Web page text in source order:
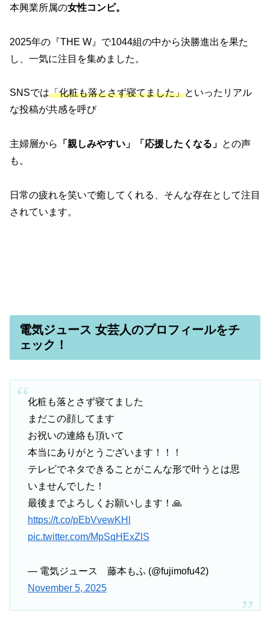
本興業所属の女性コンビ。
2025年の『THE W』で1044組の中から決勝進出を果た
し、一気に注目を集めました。
SNSでは「化粧も落とさず寝てました」といったリアル
な投稿が共感を呼び
主婦層から 「親しみやすい」「応援したくなる」 との声
も。
日常の疲れを笑いで癒してくれる、そんな存在として注目
されています。
電気ジュース 女芸人のプロフィールをチ
ェック！
化粧も落とさず寝てました
まだこの顔してます
お祝いの連絡も頂いて
本当にありがとうございます！！！
テレビでネタできることがこんな形で叶うとは思
いませんでした！
最後までよろしくお願いします！🙏
https://t.co/pEbVvewKHl
pic.twitter.com/MpSqHExZlS
— 電気ジュース 藤本もふ (@fujimofu42)
November 5, 2025